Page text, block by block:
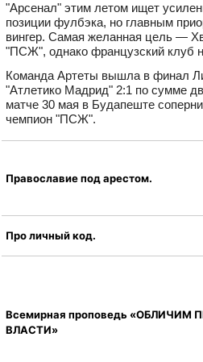
"Арсенал" этим летом ищет
позиции фулбэка, но главным
вингер. Самая желанная цель —
"ПСЖ", однако французский клуб
Команда Артеты вышла в финал
"Атлетико Мадрид" 2:1 по сумме
матче 30 мая в Будапеште
чемпион "ПСЖ".
Православие под арестом.
Про личный код.
Всемирная проповедь «ОБЛИЧИМ
ВЛАСТИ»